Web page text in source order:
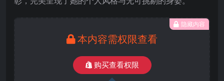
隐藏内容
本内容需权限查看
购买查看权限